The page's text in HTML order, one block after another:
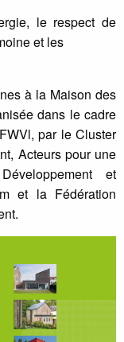
le respect de
et les
à la Maison des
dans le cadre
par le Cluster
Acteurs pour une
et
et la Fédération